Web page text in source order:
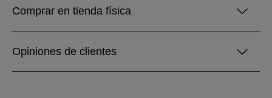
Comprar en tienda física
Opiniones de clientes